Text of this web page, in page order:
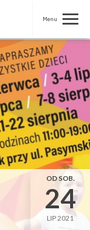
OD SOB.
24
LIP 2021